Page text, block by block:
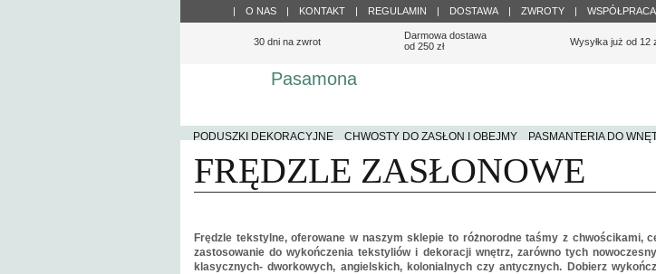
| O NAS | KONTAKT | REGULAMIN | DOSTAWA | ZWROTY |
30 dni na zwrot
Darmowa dostawa
od 250 zł
Wysyłka już od 12
Pasamona
PODUSZKI DEKORACYJNE CHWOSTY DO ZASŁON I OBEJMY PASMANTERIA DO
FRĘDZLE ZASŁONOWE
Frędzle tekstylne, oferowane w naszym sklepie to różnorodne taśmy z
zastosowanie do wykończenia tekstyliów i dekoracji wnętrz, zarówno tych
klasycznych- dworkowych, angielskich, kolonialnych czy antycznych. Dobierz